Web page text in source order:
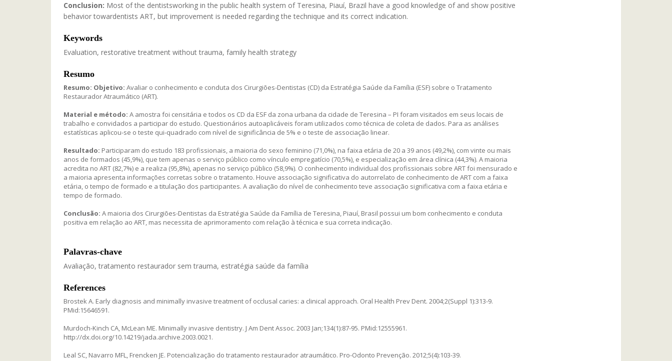
Conclusion: Most of the dentistsworking in the public health system of Teresina, Piauí, Brazil have a good knowledge of and show positive
behavior towardentists ART, but improvement is needed regarding the technique and its correct indication.
Keywords
Evaluation, restorative treatment without trauma, family health strategy
Resumo
Resumo: Objetivo: Avaliar o conhecimento e conduta dos Cirurgiões-Dentistas (CD) da Estratégia Saúde da Família (ESF) sobre o Tratamento
Restaurador Atraumático (ART).
Material e método: A amostra foi censitária e todos os CD da ESF da zona urbana da cidade de Teresina – PI foram visitados em seus locais de
trabalho e convidados a participar do estudo. Questionários autoaplicáveis foram utilizados como técnica de coleta de dados. Para as análises
estatísticas aplicou-se o teste qui-quadrado com nível de significância de 5% e o teste de associação linear.
Resultado: Participaram do estudo 183 profissionais, a maioria do sexo feminino (71,0%), na faixa etária de 20 a 39 anos (49,2%), com vinte ou mais
anos de formados (45,9%), que tem apenas o serviço público como vínculo empregatício (70,5%), e especialização em área clínica (44,3%). A maioria
acredita no ART (82,7%) e a realiza (95,8%), apenas no serviço público (58,9%). O conhecimento individual dos profissionais sobre ART foi mensurado e
a maioria apresenta informações corretas sobre o tratamento. Houve associação significativa do autorrelato de conhecimento de ART com a faixa
etária, o tempo de formado e a titulação dos participantes. A avaliação do nível de conhecimento teve associação significativa com a faixa etária e
tempo de formado.
Conclusão: A maioria dos Cirurgiões-Dentistas da Estratégia Saúde da Família de Teresina, Piauí, Brasil possui um bom conhecimento e conduta
positiva em relação ao ART, mas necessita de aprimoramento com relação à técnica e sua correta indicação.
Palavras-chave
Avaliação, tratamento restaurador sem trauma, estratégia saúde da família
References
Brostek A. Early diagnosis and minimally invasive treatment of occlusal caries: a clinical approach. Oral Health Prev Dent. 2004;2(Suppl 1):313-9.
PMid:15646591.
Murdoch-Kinch CA, McLean ME. Minimally invasive dentistry. J Am Dent Assoc. 2003 Jan;134(1):87-95. PMid:12555961.
http://dx.doi.org/10.14219/jada.archive.2003.0021.
Leal SC, Navarro MFL, Frencken JE. Potencialização do tratamento restaurador atraumático. Pro-Odonto Prevenção. 2012;5(4):103-39.